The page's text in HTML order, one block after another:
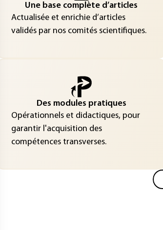
Une base complète d’articles
Actualisée et enrichie d’articles
validés par nos comités scientifiques.
Des modules pratiques
Opérationnels et didactiques, pour
garantir l'acquisition des
compétences transverses.